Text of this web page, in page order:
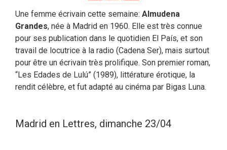
Une femme écrivain cette semaine: Almudena
Grandes, née à Madrid en 1960. Elle est très connue
pour ses publication dans le quotidien El País, et son
travail de locutrice à la radio (Cadena Ser), mais surtout
pour être un écrivain très prolifique. Son premier roman,
“Les Edades de Lulú” (1989), littérature érotique, la
rendit célèbre, et fut adapté au cinéma par Bigas Luna.
Madrid en Lettres, dimanche 23/04